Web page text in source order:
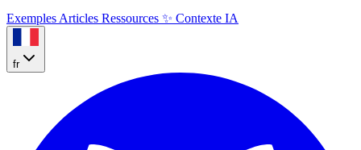
Exemples Articles Ressources ✨ Contexte IA
fr